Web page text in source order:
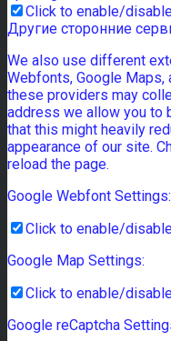
Click to enable/
Другие сторонние
We also use different
Webfonts, Google Maps,
these providers may
address we allow you to
that this might heavily
appearance of our site.
reload the page.
Google Webfont Settings:
Click to enable/
Google Map Settings:
Click to enable/
Google reCaptcha